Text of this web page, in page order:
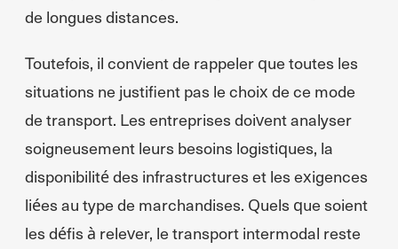
de longues distances.
Toutefois, il convient de rappeler que toutes les
situations ne justifient pas le choix de ce mode
de transport. Les entreprises doivent analyser
soigneusement leurs besoins logistiques, la
disponibilité des infrastructures et les exigences
liées au type de marchandises. Quels que soient
les défis à relever, le transport intermodal reste